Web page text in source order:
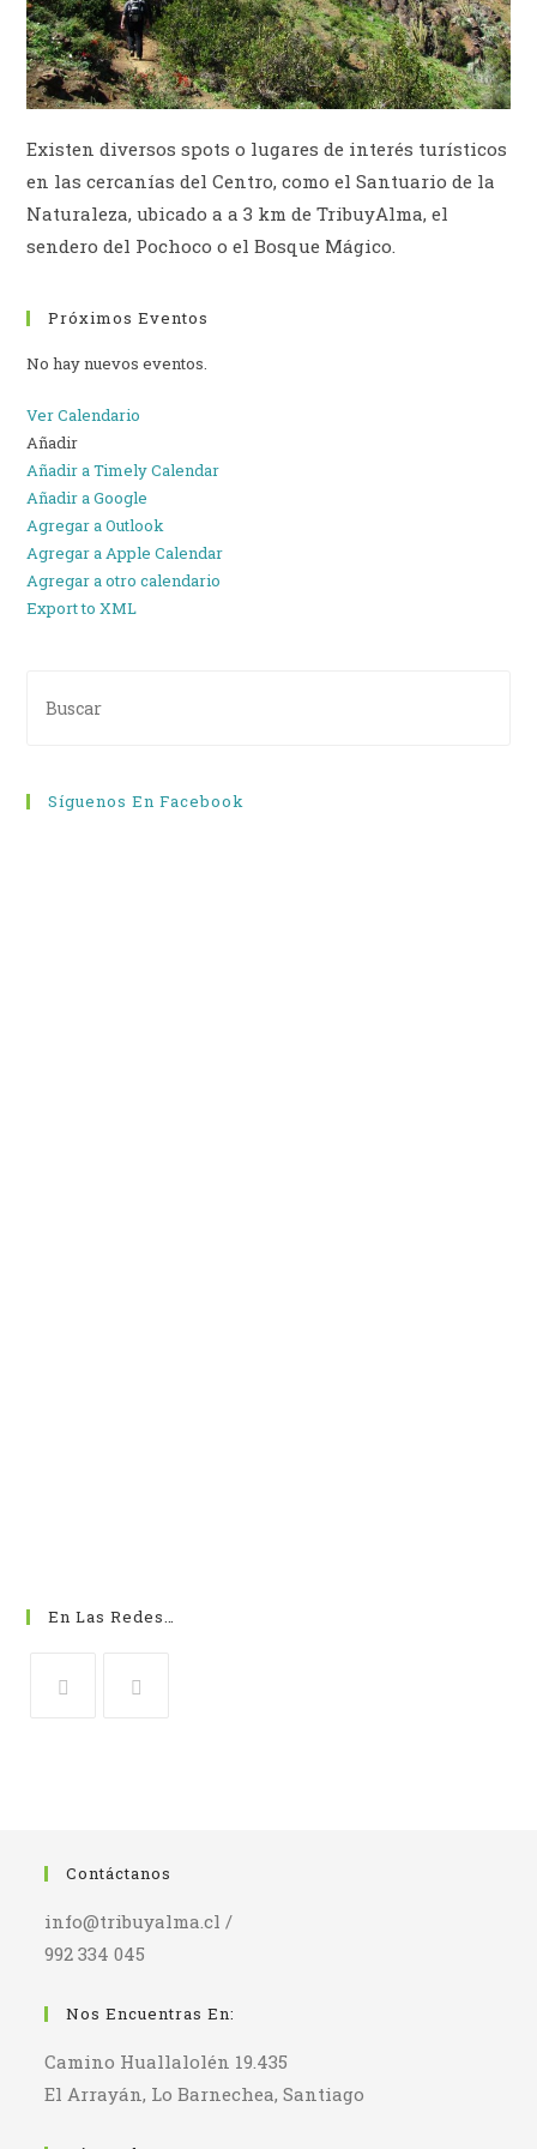
Existen diversos spots o lugares de interés turísticos
en las cercanías del Centro, como el Santuario de la
Naturaleza, ubicado a a 3 km de TribuyAlma, el
sendero del Pochoco o el Bosque Mágico.
Próximos Eventos
No hay nuevos eventos.
Ver Calendario
Añadir
Añadir a Timely Calendar
Añadir a Google
Agregar a Outlook
Agregar a Apple Calendar
Agregar a otro calendario
Export to XML
Síguenos En Facebook
En Las Redes…
Contáctanos
info@tribuyalma.cl /
992 334 045
Nos Encuentras En:
Camino Huallalolén 19.435
El Arrayán, Lo Barnechea, Santiago